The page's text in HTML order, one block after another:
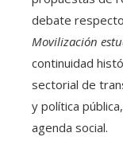
debate
Movilización
continuidad
sectorial de
y política
agenda social.